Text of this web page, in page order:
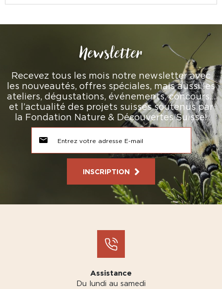
Newsletter
Recevez tous les mois notre newsletter avec
les nouveautés, offres spéciales, mais aussi les
ateliers, dégustations, événements, concours…
et l’actualité des projets suisses soutenus par
la Fondation Nature & Découvertes Suisse!
INSCRIPTION
Assistance
Du lundi au samedi